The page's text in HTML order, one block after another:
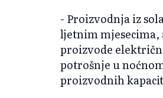
- Proizvodnja iz
ljetnim mjesecima,
proizvode
potrošnje u
proizvodnih